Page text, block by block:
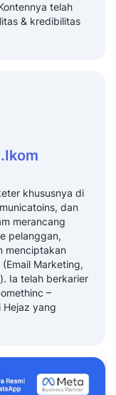
telah
& kredibilitas
khususnya di
dan
merancang
pelanggan,
menciptakan
Marketing,
Ia telah berkarier
–
Hejaz yang